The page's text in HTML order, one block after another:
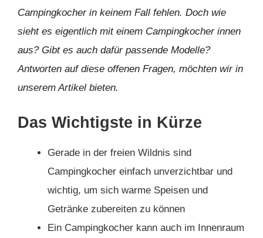
Campingkocher in keinem Fall fehlen. Doch wie
sieht es eigentlich mit einem Campingkocher innen
aus? Gibt es auch dafür passende Modelle?
Antworten auf diese offenen Fragen, möchten wir in
unserem Artikel bieten.
Das Wichtigste in Kürze
Gerade in der freien Wildnis sind
Campingkocher einfach unverzichtbar und
wichtig, um sich warme Speisen und
Getränke zubereiten zu können
Ein Campingkocher kann auch im Innenraum